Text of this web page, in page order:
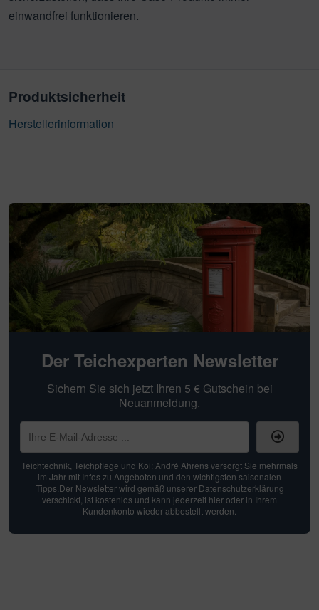
einwandfrei funktionieren.
Produktsicherheit
Herstellerinformation
Der Teichexperten Newsletter
Sichern Sie sich jetzt Ihren 5 € Gutschein bei
Neuanmeldung.
Teichtechnik, Teichpflege und Koi: André Ahrens versorgt Sie mehrmals
im Jahr mit Infos zu Angeboten und den wichtigsten saisonalen
Tipps.Der Newsletter wird gemäß unserer Datenschutzerklärung
verschickt, ist kostenlos und kann jederzeit hier oder in Ihrem
Kundenkonto wieder abbestellt werden.